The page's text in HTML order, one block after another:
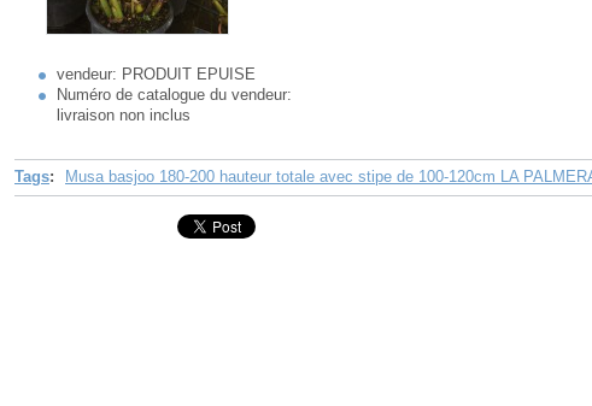
vendeur: PRODUIT EPUISE
Numéro de catalogue du vendeur:
livraison non inclus
Tags: Musa basjoo 180-200 hauteur totale avec stipe de 100-120cm LA